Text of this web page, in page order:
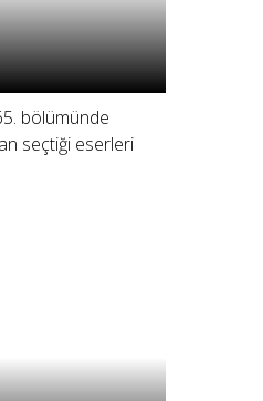
bölümünde
seçtiği eserleri